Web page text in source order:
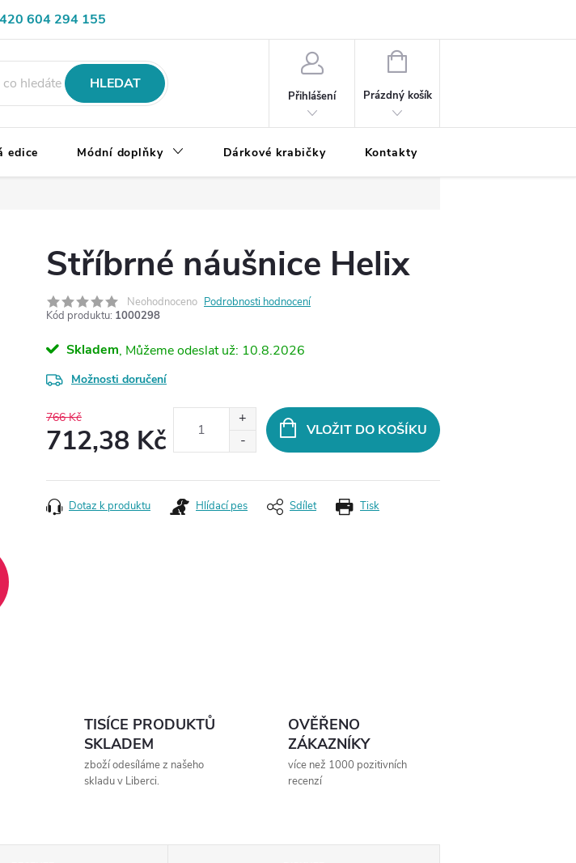
604 294 155
a reklamace zboží
HLEDAT
Přihlášení
NÁKUPNÍ
Prázdný košík
edice Módní doplňky Dárkové krabičky Kontakty
Stříbrné náušnice Helix
Neohodnoceno Podrobnosti hodnocení
Kód produktu: 1000298
Skladem 10.8.2026
Možnosti doručení
766 Kč
712,38 Kč
cena:
VLOŽIT DO KOŠÍKU
Tisk
Dotaz k produktu Hlídací pes Sdílet
TISÍCE PRODUKTŮ
SKLADEM
zboží odesíláme z našeho
skladu v Liberci.
OVĚŘENO
ZÁKAZNÍKY
více než 1000 pozitivních
recenzí